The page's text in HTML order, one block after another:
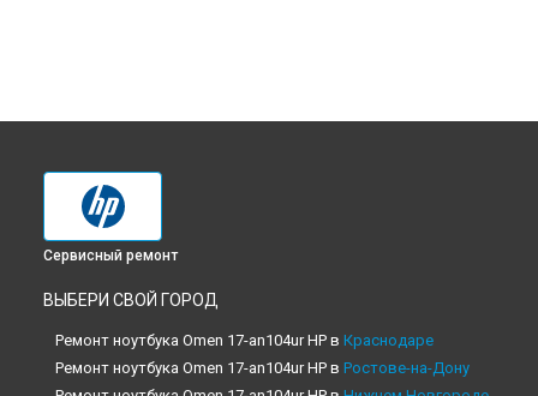
Сервисный ремонт
ВЫБЕРИ СВОЙ ГОРОД
Ремонт ноутбука Omen 17-an104ur HP в Краснодаре
Ремонт ноутбука Omen 17-an104ur HP в Ростове-на-Дону